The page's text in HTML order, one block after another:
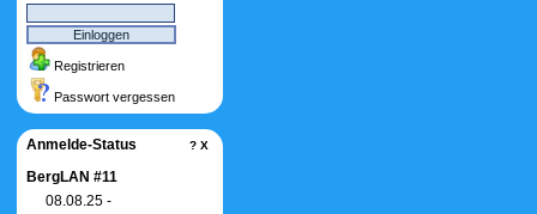
Registrieren
Passwort vergessen
Anmelde-Status ? X
BergLAN #11
08.08.25 -